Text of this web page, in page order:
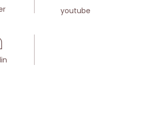
youtube